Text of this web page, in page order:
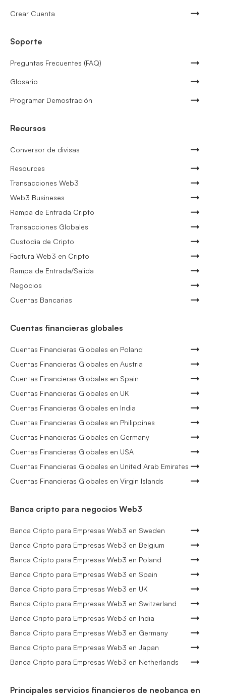
Crear Cuenta
Soporte
Preguntas Frecuentes (FAQ)
Glosario
Programar Demostración
Recursos
Conversor de divisas
Resources
Transacciones Web3
Web3 Busineses
Rampa de Entrada Cripto
Transacciones Globales
Custodia de Cripto
Factura Web3 en Cripto
Rampa de Entrada/Salida
Negocios
Cuentas Bancarias
Cuentas financieras globales
Cuentas Financieras Globales en Poland
Cuentas Financieras Globales en Austria
Cuentas Financieras Globales en Spain
Cuentas Financieras Globales en UK
Cuentas Financieras Globales en India
Cuentas Financieras Globales en Philippines
Cuentas Financieras Globales en Germany
Cuentas Financieras Globales en USA
Cuentas Financieras Globales en United Arab Emirates
Cuentas Financieras Globales en Virgin Islands
Banca cripto para negocios Web3
Banca Cripto para Empresas Web3 en Sweden
Banca Cripto para Empresas Web3 en Belgium
Banca Cripto para Empresas Web3 en Poland
Banca Cripto para Empresas Web3 en Spain
Banca Cripto para Empresas Web3 en UK
Banca Cripto para Empresas Web3 en Switzerland
Banca Cripto para Empresas Web3 en India
Banca Cripto para Empresas Web3 en Germany
Banca Cripto para Empresas Web3 en Japan
Banca Cripto para Empresas Web3 en Netherlands
Principales servicios financieros de neobanca en